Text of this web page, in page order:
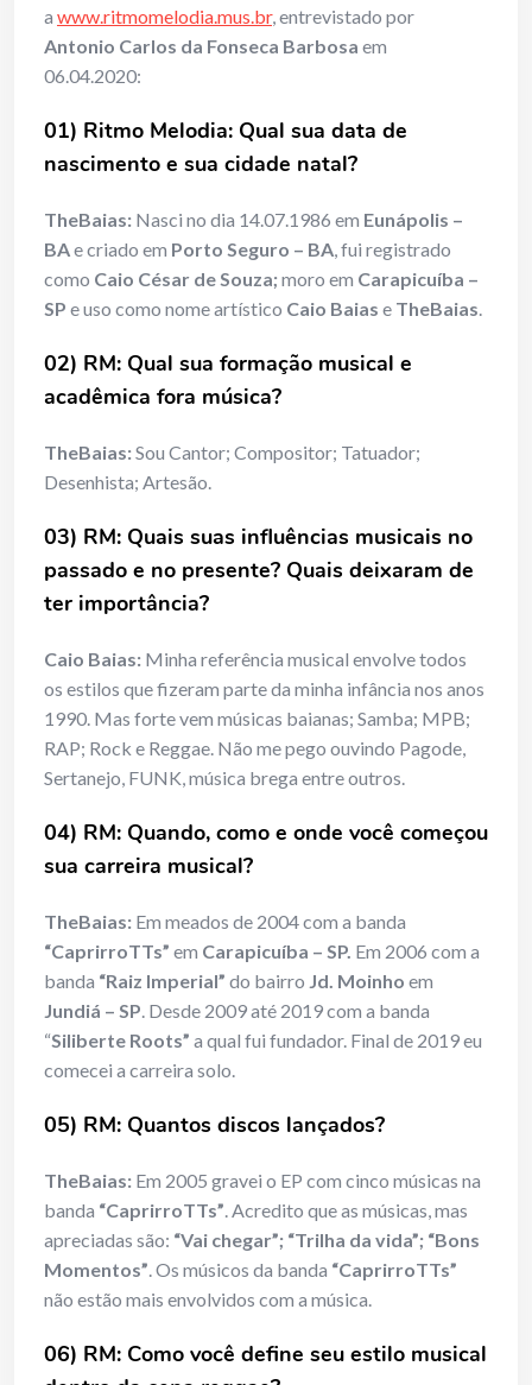
a www.ritmomelodia.mus.br, entrevistado por
Antonio Carlos da Fonseca Barbosa em
06.04.2020:
01) Ritmo Melodia: Qual sua data de
nascimento e sua cidade natal?
TheBaias: Nasci no dia 14.07.1986 em Eunápolis –
BAe criado em Porto Seguro – BA, fui registrado
como Caio César de Souza;moro em Carapicuíba –
SP e uso como nome artístico Caio Baias e TheBaias.
02) RM: Qual sua formação musical e
acadêmica fora música?
TheBaias:Sou Cantor; Compositor; Tatuador;
Desenhista; Artesão.
03) RM: Quais suas influências musicais no
passado e no presente? Quais deixaram de
ter importância?
Caio Baias: Minha referência musical envolve todos
os estilos que fizeram parte da minha infância nos anos
1990. Mas forte vem músicas baianas; Samba; MPB;
RAP; Rock e Reggae. Não me pego ouvindo Pagode,
Sertanejo, FUNK, música brega entre outros.
04) RM: Quando, como e onde você começou
sua carreira musical?
TheBaias: Em meados de 2004 com a banda
“CaprirroTTs” em Carapicuíba – SP. Em 2006 com a
banda “Raiz Imperial” do bairro Jd. Moinho em
Jundiá – SP. Desde 2009 até 2019 com a banda
“Siliberte Roots” a qual fui fundador. Final de 2019 eu
comecei a carreira solo.
05) RM: Quantos discos lançados?
TheBaias: Em 2005 gravei o EP com cinco músicas na
banda “CaprirroTTs”. Acredito que as músicas, mas
apreciadas são: “Vai chegar”; “Trilha da vida”; “Bons
Momentos”. Os músicos da banda “CaprirroTTs”
não estão mais envolvidos com a música.
06) RM: Como você define seu estilo musical